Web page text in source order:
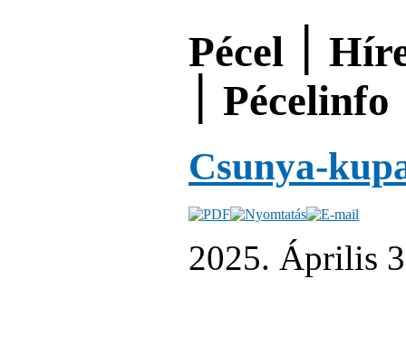
Pécel ׀ Hírek ׀ Programok ׀ Üzletek
׀ Pécelinfo
Csunya-
2025. Április